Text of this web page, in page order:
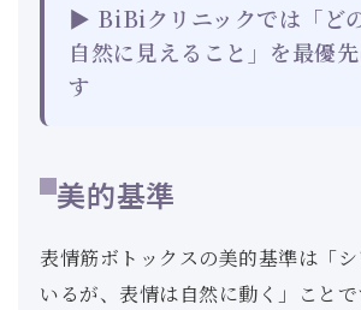
▶ BiBiクリニックでは「ど
自然に見えること」を最優
す
美的基準
表情筋ボトックスの美的基準は「
いるが、表情は自然に動く」こと